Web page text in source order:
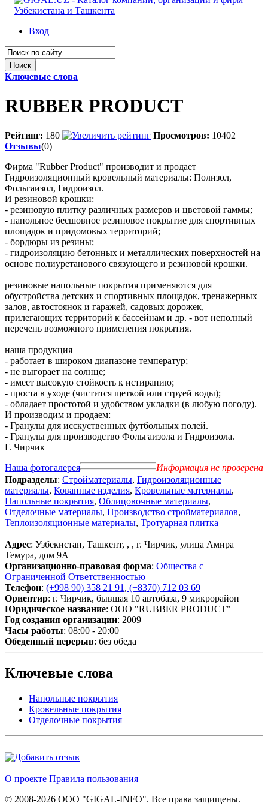
Вход
Ключевые слова
RUBBER PRODUCT
Рейтинг: 180 Просмотров: 10402
Отзывы(0)
Фирма "Rubber Product" производит и продает
Гидроизоляционный кровельный материалы: Полизол,
Фольгаизол, Гидроизол.
И резиновой крошки:
- резиновую плитку различных размеров и цветовой гаммы;
- напольное бесшовное резиновое покрытие для спортивных
площадок и придомовых территорий;
- бордюры из резины;
- гидроизоляцию бетонных и металлических поверхностей на
основе полиуретанового связующего и резиновой крошки.
резиновые напольные покрытия применяются для
обустройства детских и спортивных площадок, тренажерных
залов, автостоянок и гаражей, садовых дорожек,
прилегающих территорий к бассейнам и др. - вот неполный
перечень возможного применения покрытия.
наша продукция
- работает в широком диапазоне температур;
- не выгорает на солнце;
- имеет высокую стойкость к истиранию;
- проста в уходе (чистится щеткой или струей воды);
- обладает простотой и удобством укладки (в любую погоду).
И производим и продаем:
- Гранулы для исскуственных футбольных полей.
- Гранулы для производство Фольгаизола и Гидроизола.
Г. Чирчик
Наша фотогалерея
Информация не проверена
Подразделы: Стройматериалы, Гидроизоляционные
материалы, Кованные изделия, Кровельные материалы,
Напольные покрытия, Облицовочные материалы,
Отделочные материалы, Производство стройматериалов,
Теплоизоляционные материалы, Тротуарная плитка
Адрес: Узбекистан, Ташкент, , , г. Чирчик, улица Амира
Темура, дом 9А
Организационно-правовая форма: Общества с
Ограниченной Ответственностью
Телефон: (+998 90) 358 21 91 , (+8370) 712 03 69
Ориентир: г. Чирчик, бывшая 10 автобаза, 9 микрорайон
Юридическое название: OOO "RUBBER PRODUCT"
Год создания организации: 2009
Часы работы: 08:00 - 20:00
Обеденный перерыв: без обеда
Ключевые слова
Напольные покрытия
Кровельные покрытия
Отделочные покрытия
О проекте Правила пользования
© 2008-2026 ООО "GIGAL-INFO". Все права защищены.